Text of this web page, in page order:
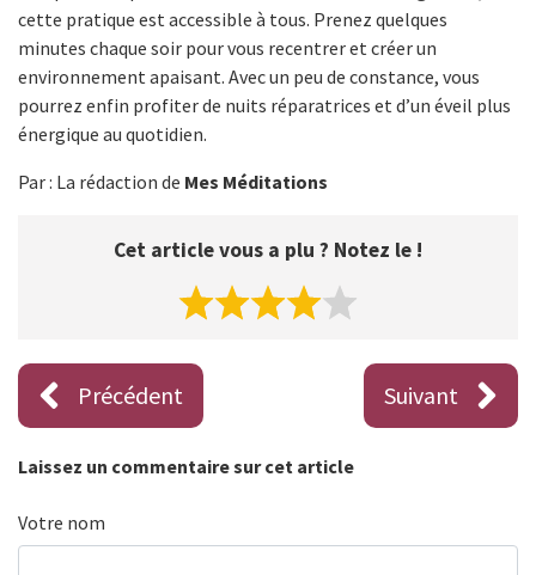
cette pratique est accessible à tous. Prenez quelques
minutes chaque soir pour vous recentrer et créer un
environnement apaisant. Avec un peu de constance, vous
pourrez enfin profiter de nuits réparatrices et d’un éveil plus
énergique au quotidien.
Par : La rédaction de Mes Méditations
Cet article vous a plu ? Notez le !
Précédent Suivant
Laissez un commentaire sur cet article
Votre nom